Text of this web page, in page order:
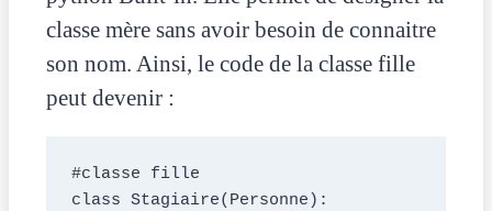
classe mère sans avoir besoin de connaitre
son nom. Ainsi, le code de la classe fille
peut devenir :
#classe fille
class Stagiaire(Personne):